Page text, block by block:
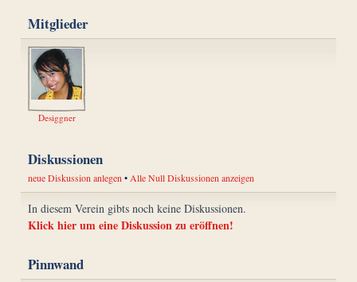
Mitglieder
Desiggner
Diskussionen
neue Diskussion anlegen • Alle Null Diskussionen anzeigen
In diesem Verein gibts noch keine Diskussionen.
Klick hier um eine Diskussion zu eröffnen!
Pinnwand